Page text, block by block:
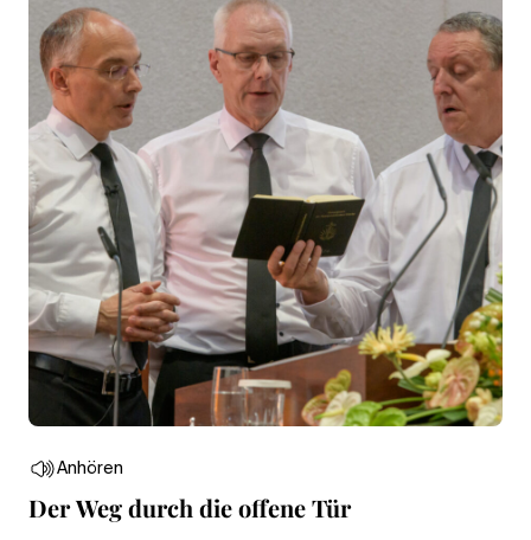
Anhören
Der Weg durch die offene Tür